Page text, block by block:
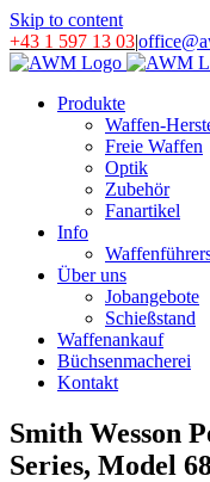
Skip to content
+43 1 597 13 03|
Produkte
Waffen-
Freie Waffen
Optik
Zubehör
Fanartikel
Info
Über uns
Jobangebote
Schießstand
Waffenankauf
Büchsenmacherei
Kontakt
Smith Wesson
Series, Model